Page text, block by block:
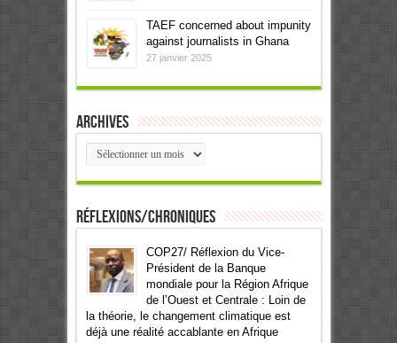
TAEF concerned about impunity
against journalists in Ghana
27 janvier 2025
Archives
Archives
Réflexions/Chroniques
COP27/ Réflexion du Vice-
Président de la Banque
mondiale pour la Région Afrique
de l’Ouest et Centrale : Loin de
la théorie, le changement climatique est
déjà une réalité accablante en Afrique